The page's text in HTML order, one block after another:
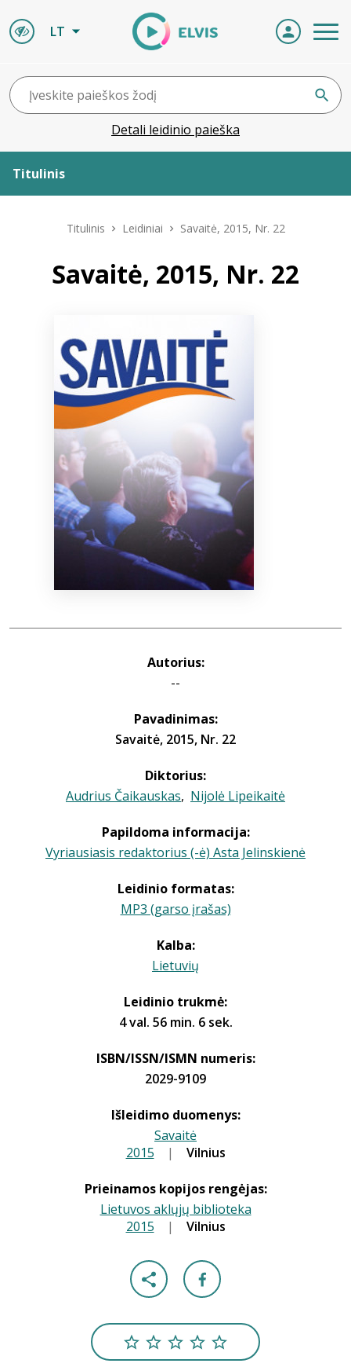
LT
Detali leidinio paieška
Titulinis
Leidiniai
Naujienos
Bibliotekoms
+370 667 80 541
Titulinis Leidiniai Savaitė, 2015, Nr. 22
Savaitė, 2015, Nr. 22
Autorius:
--
Pavadinimas:
Savaitė, 2015, Nr. 22
Diktorius:
Audrius Čaikauskas, Nijolė Lipeikaitė
Papildoma informacija:
Vyriausiasis redaktorius (-ė) Asta Jelinskienė
Leidinio formatas:
MP3 (garso įrašas)
Kalba:
Lietuvių
Leidinio trukmė:
4 val. 56 min. 6 sek.
ISBN/ISSN/ISMN numeris:
2029-9109
Išleidimo duomenys:
Savaitė
2015 | Vilnius
Prieinamos kopijos rengėjas:
Lietuvos aklųjų biblioteka
2015 | Vilnius